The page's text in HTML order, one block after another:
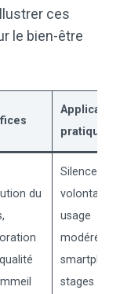
ces
le bien-être
pratiques
du
Silence
volontaire,
usage
modéré
stages en